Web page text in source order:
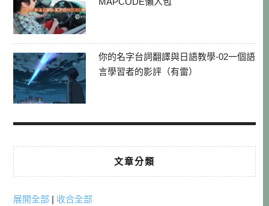
你的名字台詞翻譯與日語教學-02一個語
言學習者的影評（有雷）
文章分類
展開全部 | 收合全部